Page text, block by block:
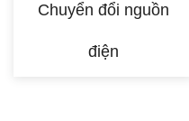
Chuyển đổi nguồn
điện